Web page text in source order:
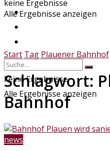
Branchenverzeichnis
keine Ergebnisse
Alle Ergebnisse anzeigen
keine Ergebnisse
Alle Ergebnisse anzeigen
Start Tag Plauener Bahnhof
Schlagwort:
Bahnhof
news